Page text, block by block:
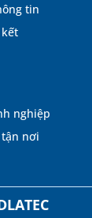
tin
nghiệp
nơi